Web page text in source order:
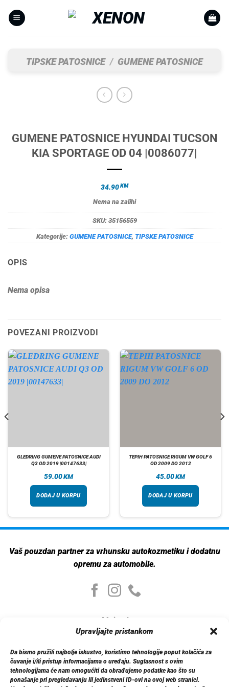
Upravljajte pristankom
Da bismo pružili najbolje iskustvo, koristimo tehnologije poput kolačića za
čuvanje i/ili pristup informacijama o uređaju. Suglasnost s ovim
tehnologijama će nam omogućiti da obrađujemo podatke kao što su
ponašanje pri pregledavanju ili jedinstveni ID-ovi na ovoj web stranici.
TIPSKE PATOSNICE / GUMENE PATOSNICE
GUMENE PATOSNICE HYUNDAI TUCSON
KIA SPORTAGE OD 04 |0086077|
34.90KM
Nema na zalihi
SKU: 35156559
Kategorije: GUMENE PATOSNICE, TIPSKE PATOSNICE
OPIS
Nema opisa
POVEZANI PROIZVODI
GLEDRING GUMENE PATOSNICE AUDI
Q3 OD 2019 |00147633|
59.00KM
DODAJ U KORPU
TEPIH PATOSNICE RIGUM VW GOLF 6
OD 2009 DO 2012
45.00KM
DODAJ U KORPU
Vaš pouzdan partner za vrhunsku autokozmetiku i dodatnu
opremu za automobile.
Moj nalog
Moj nalog
Detalji računa
Log out
Informacije